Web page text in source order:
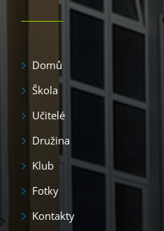
Domů
Škola
Učitelé
Družina
Klub
Fotky
Kontakty